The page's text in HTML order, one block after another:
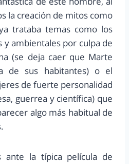
la creación de mitos como
trataba temas como los
y ambientales por culpa de
(se deja caer que Marte
de sus habitantes) o el
de fuerte personalidad
guerrea y científica) que
algo más habitual de
ante la típica película de